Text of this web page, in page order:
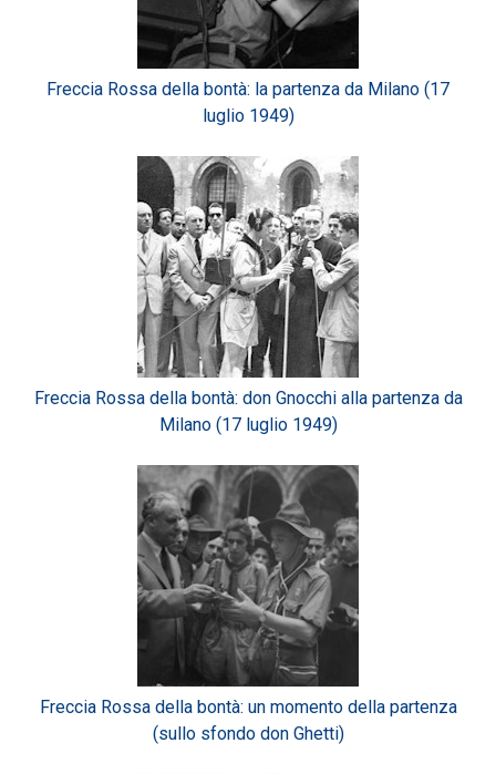
Freccia Rossa della bontà: la partenza da Milano (17
luglio 1949)
Freccia Rossa della bontà: don Gnocchi alla partenza da
Milano (17 luglio 1949)
Freccia Rossa della bontà: un momento della partenza
(sullo sfondo don Ghetti)